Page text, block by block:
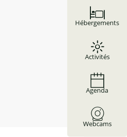
Hébergements
Activités
Agenda
Webcams